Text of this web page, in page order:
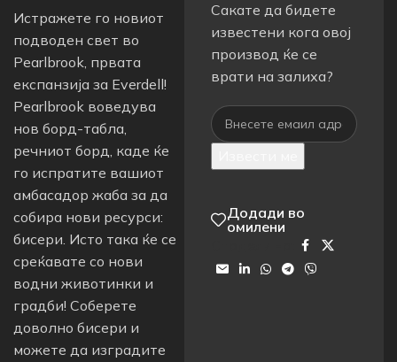
Истражете го новиот
подводен свет во
Pearlbrook, првата
експанзија за Everdell!
Pearlbrook воведува
нов борд-табла,
речниот борд, каде ќе
го испратите вашиот
амбасадор жаба за да
собира нови ресурси:
бисери. Исто така ќе се
среќавате со нови
водни животинки и
градби! Соберете
доволно бисери и
можете да изградите
Сакате да бидете
известени кога овој
производ ќе се
врати на залиха?
Додади во
омилени